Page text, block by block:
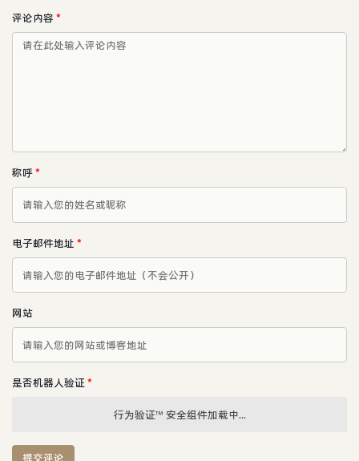
评论内容 *
称呼*
电子邮件地址 *
网站
是否机器人验证 *
行为验证™ 安全组件加载中...
提交评论